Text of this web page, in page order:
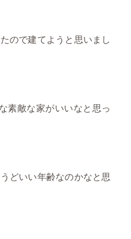
ので建てようと思いまし
素敵な家がいいなと思っ
どいい年齢なのかなと思